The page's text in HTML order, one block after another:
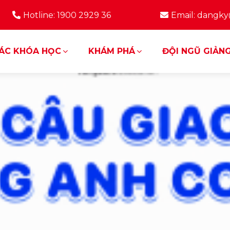
Hotline: 1900 2929 36 Email:
KHÓA HỌC KHÁM PHÁ ĐỘI NGŨ